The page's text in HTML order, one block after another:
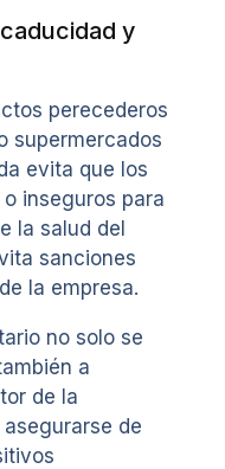
y
perecederos
supermercados
evita que los
inseguros para
la salud del
sanciones
la empresa.
no solo se
a
de la
de